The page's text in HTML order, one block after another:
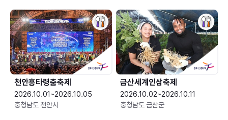
천안흥타령춤축제
2026.10.01~2026.10.05
충청남도 천안시
금산세계인삼축제
2026.10.02~2026.10.11
충청남도 금산군